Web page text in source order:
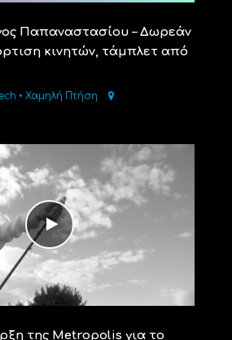
Παπαναστασίου – Δωρεάν
κινητών, τάμπλετ από
Tech • Χαμηλή Πτήση
της Metropolis για το